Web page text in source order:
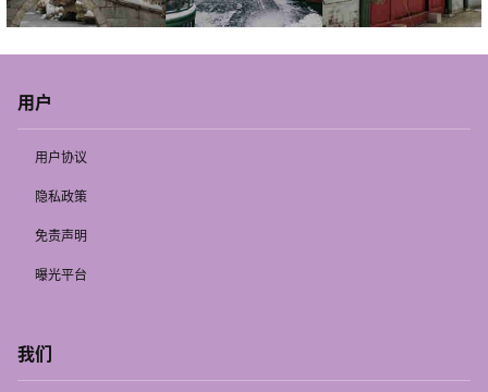
用户
用户协议
隐私政策
免责声明
曝光平台
我们